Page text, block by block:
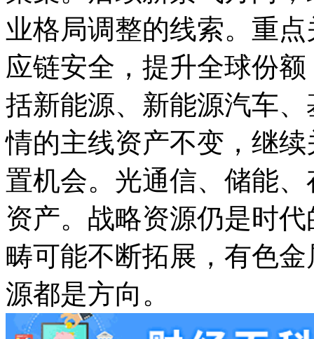
业格局调整的线索。重
应链安全，提升全球份
括新能源、新能源汽车
情的主线资产不变，继
置机会。光通信、储能
资产。战略资源仍是时
畴可能不断拓展，有色
源都是方向。